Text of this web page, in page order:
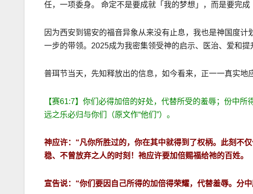
任，一项委身。 命定不是要成就「我的梦想」，而是要完成
因为西安到锡安的福音异象从来没有止息，我也是神国度
一步的带领。2025成为我密集领受神的启示、医治、爱和提
普珥节当天，先知释放出的信息，如今看来，正一一真实地
【赛61:7】你们必得加倍的好处，代替所受的羞辱；份中
远之乐必归与你们（原文作“他们”）。
神应许：“凡你所胜过的，你在其中就得到了权柄。此刻不
稳、不曾放弃之人的时刻！祂应许要加倍赐福给祂的百姓。
宣告说：“你们要因自己所得的加倍得荣耀，代替羞辱。分